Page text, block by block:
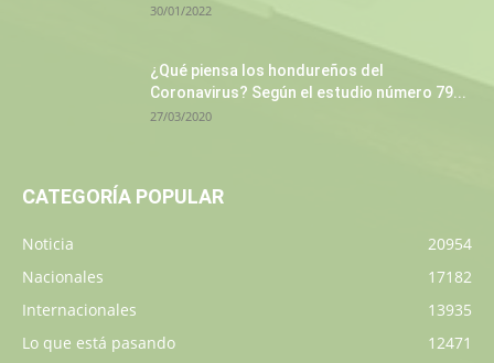
30/01/2022
¿Qué piensa los hondureños del
Coronavirus? Según el estudio número 79...
27/03/2020
CATEGORÍA POPULAR
Noticia
20954
Nacionales
17182
Internacionales
13935
Lo que está pasando
12471